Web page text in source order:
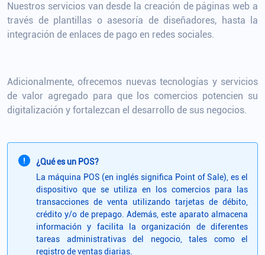
Nuestros servicios van desde la creación de páginas web a
través de plantillas o asesoría de diseñadores, hasta la
integración de enlaces de pago en redes sociales.
Adicionalmente, ofrecemos nuevas tecnologías y servicios
de valor agregado para que los comercios potencien su
digitalización y fortalezcan el desarrollo de sus negocios.
¿Qué es un POS?
La máquina POS (en inglés significa Point of Sale), es el
dispositivo que se utiliza en los comercios para las
transacciones de venta utilizando tarjetas de débito,
crédito y/o de prepago. Además, este aparato almacena
información y facilita la organización de diferentes
tareas administrativas del negocio, tales como el
registro de ventas diarias.